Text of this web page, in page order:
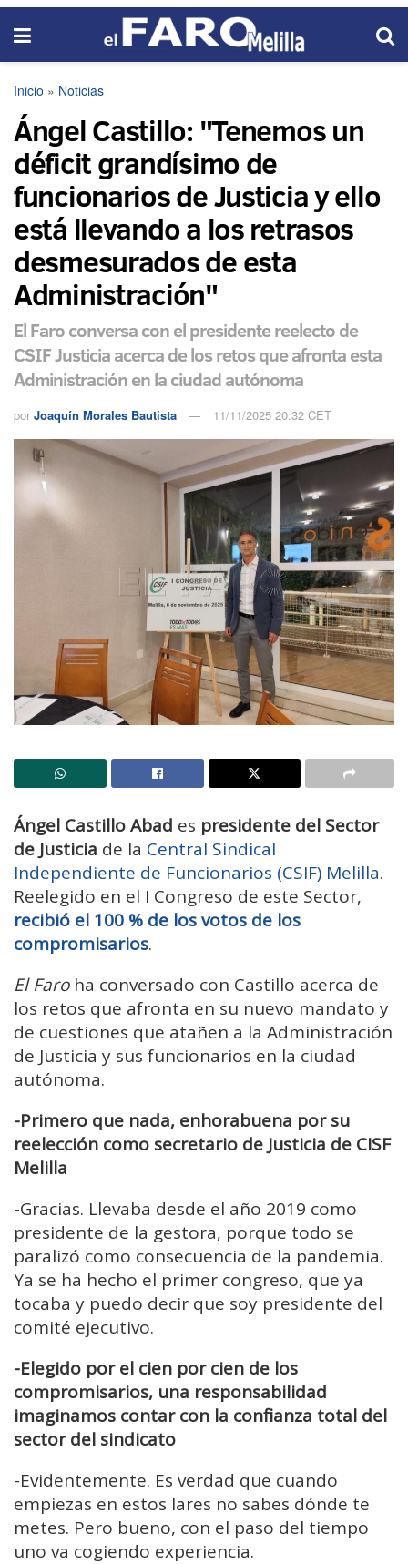
Inicio » Noticias
Ángel Castillo: "Tenemos un
déficit grandísimo de
funcionarios de Justicia y ello
está llevando a los retrasos
desmesurados de esta
Administración"
El Faro conversa con el presidente reelecto de
CSIF Justicia acerca de los retos que afronta esta
Administración en la ciudad autónoma
por Joaquín Morales Bautista 11/11/2025 20:32 CET
Ángel Castillo Abad es presidente del Sector
de Justicia de la Central Sindical
Independiente de Funcionarios (CSIF) Melilla.
Reelegido en el I Congreso de este Sector,
recibió el 100 % de los votos de los
compromisarios.
El Faroha conversado con Castillo acerca de
los retos que afronta en su nuevo mandato y
de cuestiones que atañen a la Administración
de Justicia y sus funcionarios en la ciudad
autónoma.
-Primero que nada, enhorabuena por su
reelección como secretario de Justicia de CISF
Melilla
-Gracias. Llevaba desde el año 2019 como
presidente de la gestora, porque todo se
paralizó como consecuencia de la pandemia.
Ya se ha hecho el primer congreso, que ya
tocaba y puedo decir que soy presidente del
comité ejecutivo.
-Elegido por el cien por cien de los
compromisarios, una responsabilidad
imaginamos contar con la confianza total del
sector del sindicato
-Evidentemente. Es verdad que cuando
empiezas en estos lares no sabes dónde te
metes. Pero bueno, con el paso del tiempo
uno va cogiendo experiencia.